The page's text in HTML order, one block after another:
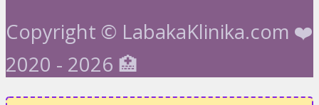
Copyright © LabakaKlinika.com ❤️
2020 - 2026 🏥